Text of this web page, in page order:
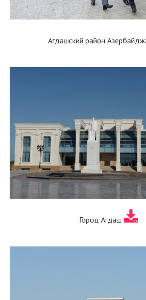
Агдашский район
Город Агдаш